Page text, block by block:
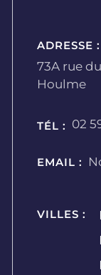
ADRESSE :
73A rue
Houlme
TÉL : 02
EMAIL :
VILLES :